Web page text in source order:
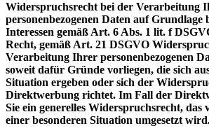
Widerspruchsrecht bei der Verarbeitung
personenbezogenen Daten auf Grundlage
Interessen gemäß Art. 6 Abs. 1 lit. f
Recht, gemäß Art. 21 DSGVO
Verarbeitung Ihrer personenbezogenen
soweit dafür Gründe vorliegen, die sich
Situation ergeben oder sich der
Direktwerbung richtet. Im Fall der
Sie ein generelles Widerspruchsrecht, das
einer besonderen Situation umgesetzt